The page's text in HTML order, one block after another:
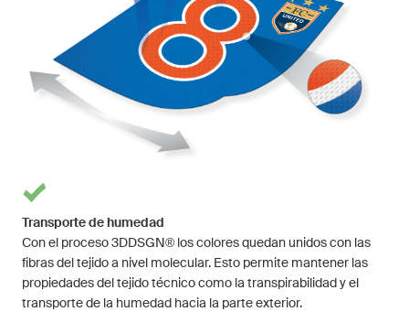
Transporte de humedad
Con el proceso 3DDSGN® los colores quedan unidos con las
fibras del tejido a nivel molecular. Esto permite mantener las
propiedades del tejido técnico como la transpirabilidad y el
transporte de la humedad hacia la parte exterior.